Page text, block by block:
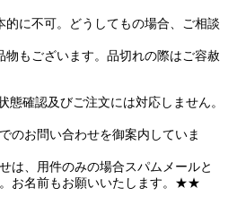
的に不可。どうしてもの場合、ご相談
物もございます。品切れの際はご容赦
確認及びご注文には対応しません。
お問い合わせを御案内していま
、用件のみの場合スパムメールと
お名前もお願いいたします。★★